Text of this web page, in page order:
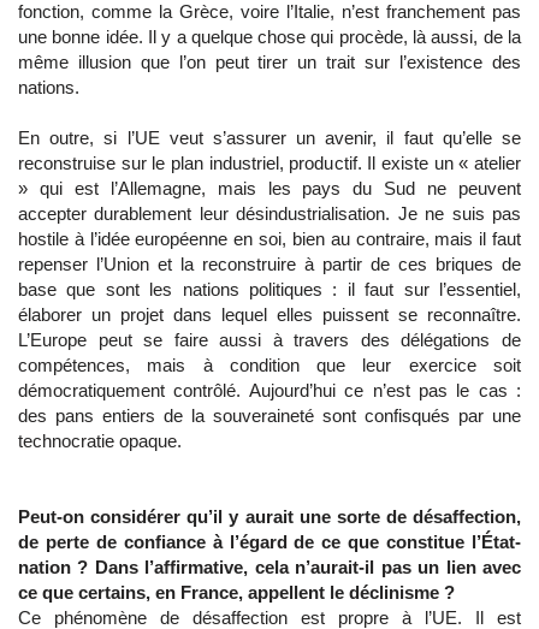
fonction, comme la Grèce, voire l’Italie, n’est franchement pas
une bonne idée. Il y a quelque chose qui procède, là aussi, de la
même illusion que l’on peut tirer un trait sur l’existence des
nations.
En outre, si l’UE veut s’assurer un avenir, il faut qu’elle se
reconstruise sur le plan industriel, productif. Il existe un « atelier
» qui est l’Allemagne, mais les pays du Sud ne peuvent
accepter durablement leur désindustrialisation. Je ne suis pas
hostile à l’idée européenne en soi, bien au contraire, mais il faut
repenser l’Union et la reconstruire à partir de ces briques de
base que sont les nations politiques : il faut sur l’essentiel,
élaborer un projet dans lequel elles puissent se reconnaître.
L’Europe peut se faire aussi à travers des délégations de
compétences, mais à condition que leur exercice soit
démocratiquement contrôlé. Aujourd’hui ce n’est pas le cas :
des pans entiers de la souveraineté sont confisqués par une
technocratie opaque.
Peut-on considérer qu’il y aurait une sorte de désaffection,
de perte de confiance à l’égard de ce que constitue l’État-
nation ? Dans l’affirmative, cela n’aurait-il pas un lien avec
ce que certains, en France, appellent le déclinisme ?
Ce phénomène de désaffection est propre à l’UE. Il est